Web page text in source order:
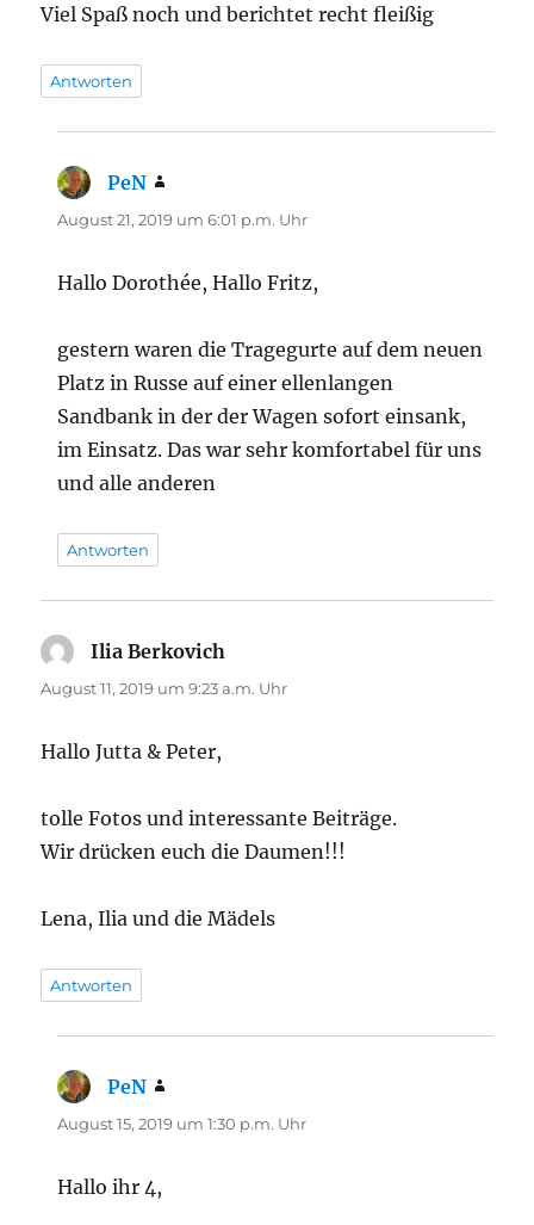
Viel Spaß noch und berichtet recht fleißig
Antworten
PeN
August 21, 2019 um 6:01 p.m. Uhr
Hallo Dorothée, Hallo Fritz,
gestern waren die Tragegurte auf dem neuen
Platz in Russe auf einer ellenlangen
Sandbank in der der Wagen sofort einsank,
im Einsatz. Das war sehr komfortabel für uns
und alle anderen
Antworten
Ilia Berkovich
August 11, 2019 um 9:23 a.m. Uhr
Hallo Jutta & Peter,
tolle Fotos und interessante Beiträge.
Wir drücken euch die Daumen!!!
Lena, Ilia und die Mädels
Antworten
PeN
August 15, 2019 um 1:30 p.m. Uhr
Hallo ihr 4,